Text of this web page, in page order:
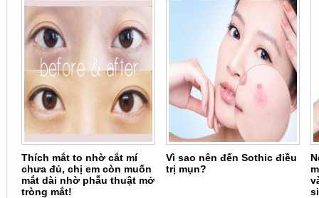
Thích mắt to nhờ cắt mí
chưa đủ, chị em còn muốn
mắt dài nhờ phẫu thuật mở
tròng mắt!
Vì sao nên đến Sothic điều
trị mụn?